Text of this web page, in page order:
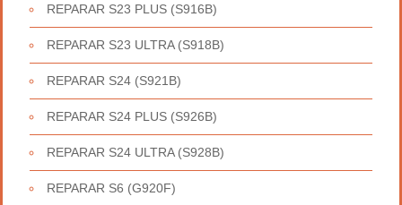
REPARAR S23 PLUS (S916B)
REPARAR S23 ULTRA (S918B)
REPARAR S24 (S921B)
REPARAR S24 PLUS (S926B)
REPARAR S24 ULTRA (S928B)
REPARAR S6 (G920F)